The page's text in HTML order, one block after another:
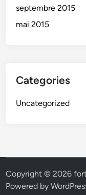
septembre 2015
mai 2015
Categories
Uncategorized
Copyright © 2026
Powered by